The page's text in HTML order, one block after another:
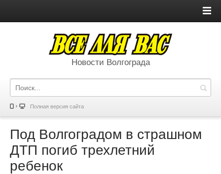
Новости Волгограда
Полная версия сайта
Под Волгоградом в страшном
ДТП погиб трехлетний
ребенок